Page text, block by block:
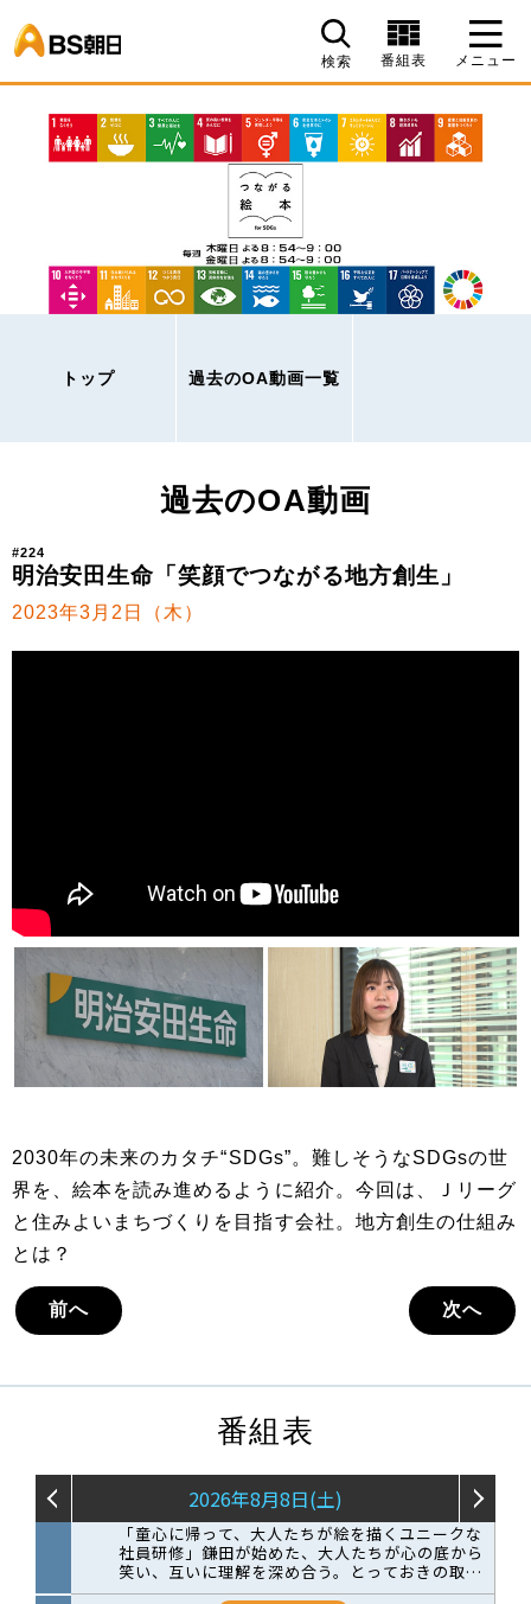
検索 番組表 メニュー
トップ 過去のOA動画一覧
過去のOA動画
#224
明治安田生命「笑顔でつながる地方創生」
2023年3月2日（木）
2030年の未来のカタチ“SDGs”。難しそうなSDGsの世
界を、絵本を読み進めるように紹介。今回は、Ｊリーグ
と住みよいまちづくりを目指す会社。地方創生の仕組み
とは？
前へ 次へ
番組表